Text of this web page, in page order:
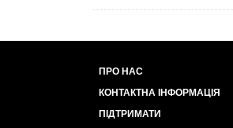
ПРО НАС
КОНТАКТНА ІНФОРМАЦІЯ
ПІДТРИМАТИ